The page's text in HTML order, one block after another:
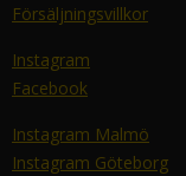
Försäljningsvillkor
Instagram
Facebook
Instagram Malmö
Instagram Göteborg